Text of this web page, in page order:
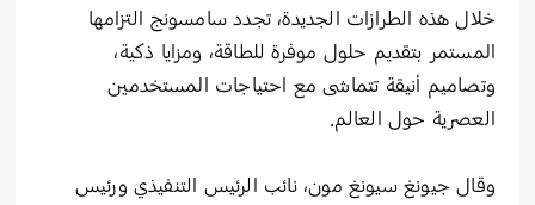
خلال هذه الطرازات الجديدة، تجدد سامسونج التزامها
المستمر بتقديم حلول موفرة للطاقة، ومزايا ذكية،
وتصاميم أنيقة تتماشى مع احتياجات المستخدمين
العصرية حول العالم.
وقال جيونغ سيونغ مون، نائب الرئيس التنفيذي ورئيس